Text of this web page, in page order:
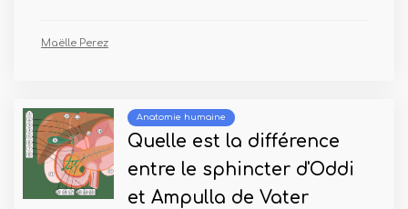
Maëlle Perez
Anatomie humaine
Quelle est la différence
entre le sphincter d'Oddi
et Ampulla de Vater